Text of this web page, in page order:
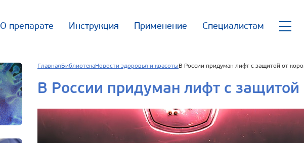
О препарате Инструкция Применение Специалистам
Главная БиблиотекаНовости здоровья и красоты В России придуман лифт с защитой от
В России придуман лифт с защитой